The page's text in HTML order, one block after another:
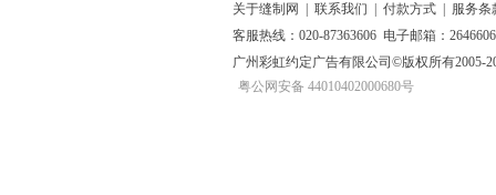
关于缝制网 联系我们 付款方式
服务条
客服热线：020-87363606 电子邮箱：
广州彩虹约定广告有限公司 ©版权所有2005-
粤公网安备 44010402000680号